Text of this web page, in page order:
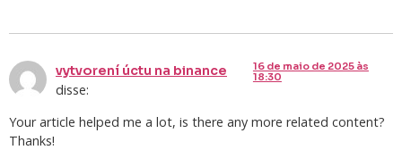
vytvorení úctu na binance
disse:
16 de maio de 2025 às
18:30
Your article helped me a lot, is there any more related content?
Thanks!